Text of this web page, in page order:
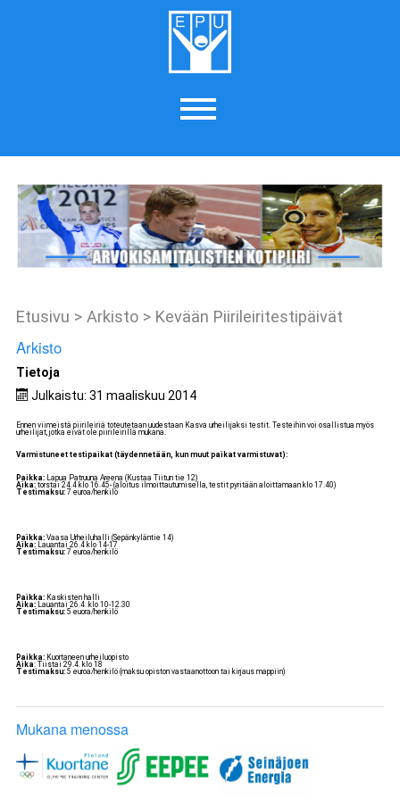
Etusivu > Arkisto > Kevään Piirileiritestipäivät
Arkisto
Tietoja
Julkaistu: 31 maaliskuu 2014
Ennen viimeistä piirileiriä toteutetaan uudestaan Kasva urheilijaksi testit. Testeihin voi osallistua myös
urheilijat, jotka eivät ole piirileirillä mukana.
Varmistuneet testipaikat (täydennetään, kun muut paikat varmistuvat):
Paikka: Lapua Patruuna Areena (Kustaa Tiitun tie 12)
Aika:torstai 24.4 klo 16.45- (aloitus ilmoittautumisella, testit pyritään aloittamaan klo 17.40)
Testimaksu:7 euroa/henkilö
Paikka:Vaasa Urheiluhalli (Sepänkyläntie 14)
Aika:
Lauantai 26.4 klo 14-17
Testimaksu:7 euroa/henkilö
Paikka: Kaskisten halli
Aika: Lauantai 26.4. klo 10-12.30
Testimaksu:5 euora/henkilö
Paikka: Kuortaneen urheiluopisto
Aika: Tiistai 29.4. klo 18
Testimaksu: 5 euroa/henkilö (maksu opiston vastaanottoon tai kirjaus mappiin)
Mukana menossa